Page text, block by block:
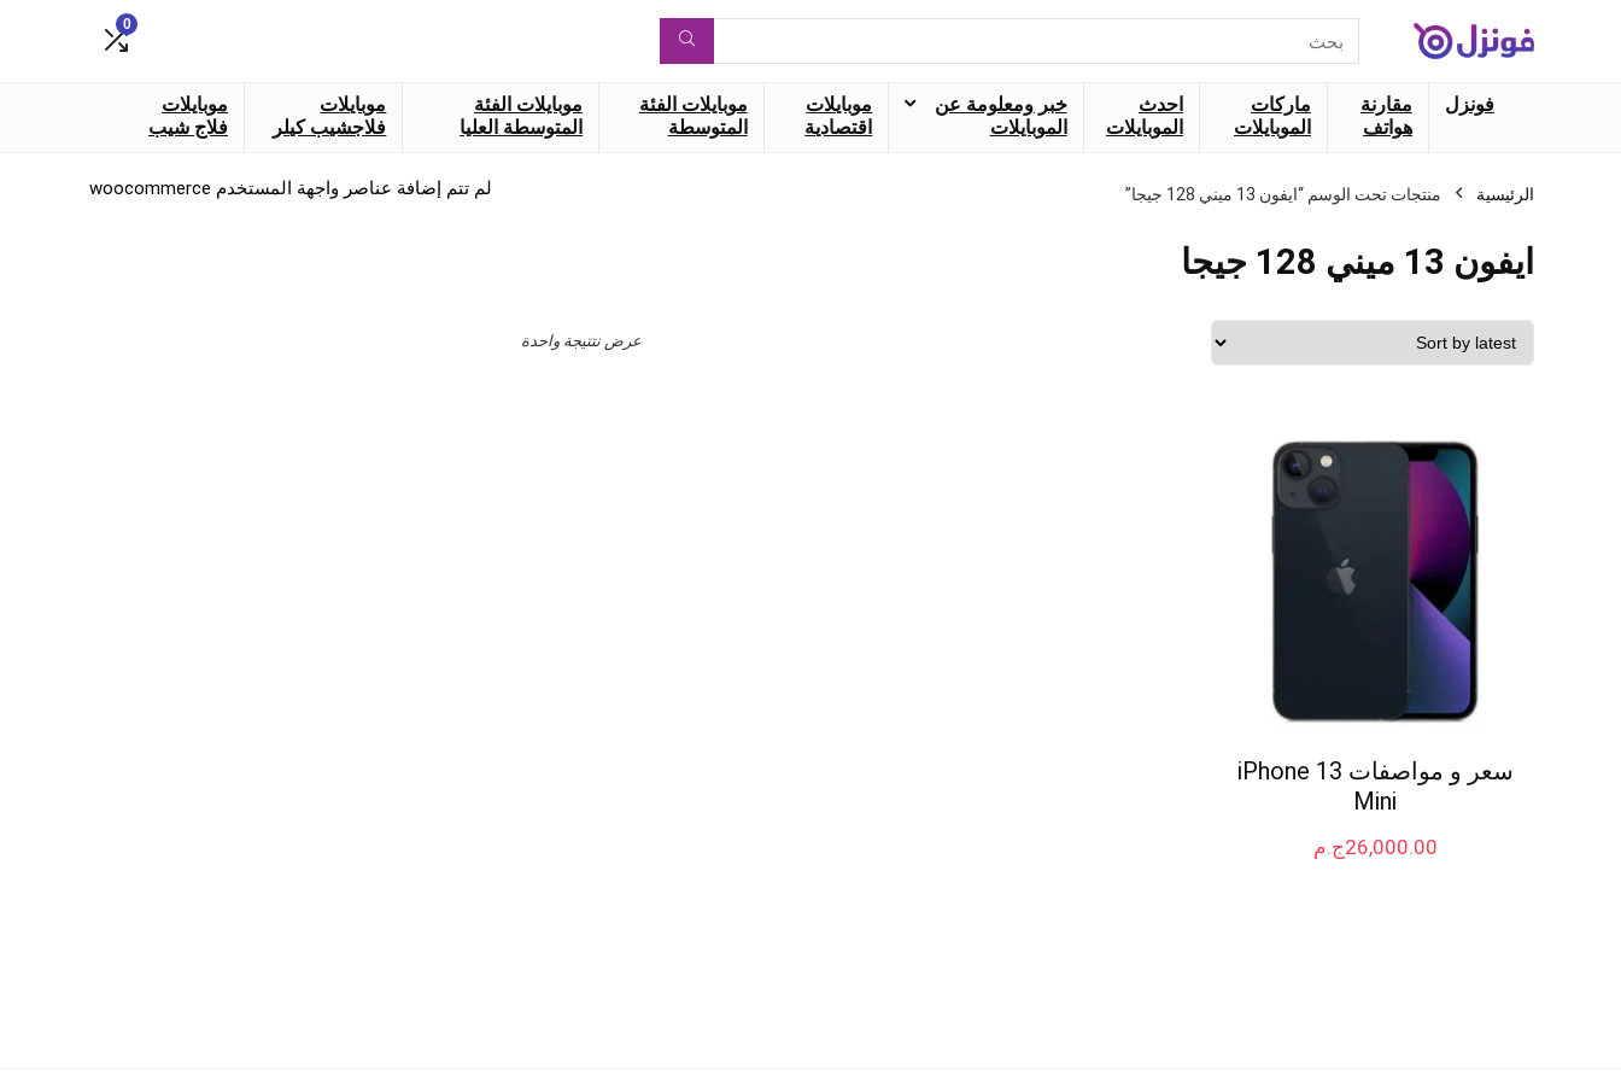
عن:
0
فونزل
مقارنة
هواتف
ماركات
الموبايلات
احدث
الموبايلات
خبر ومعلومة عن
الموبايلات
موبايلات
اقتصادية
موبايلات الفئة
المتوسطة
موبايلات الفئة
المتوسطة العليا
موبايلات
فلاجشيب كيلر
موبايلات
فلاج شيب
الرئيسية منتجات تحت الوسم “ايفون 13 ميني 128 جيجا”
ايفون 13 ميني 128 جيجا
عرض نتتيجة واحدة
سعر و مواصفات iPhone 13
Mini
ج.م26,000.00
لم تتم إضافة عناصر واجهة المستخدم woocommerce